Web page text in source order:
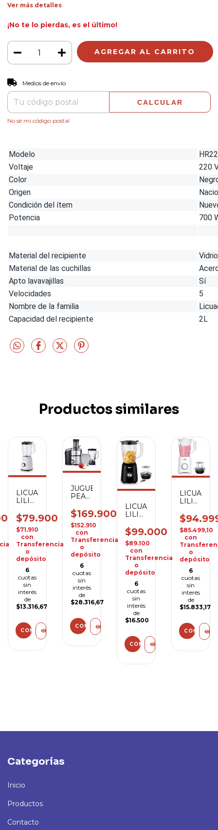
Ver más detalles
¡No te lo pierdas, es el último!
Entregas para el CP:
Medios de envío
CALCULAR
No sé mi código postal
Modelo
Voltaje
220
Color
Origen
Condición del ítem
Potencia
700
Material del recipiente
Vidrio
Material de las cuchillas
Apto lavavajillas
Sí
Velocidades
5
Nombre de la familia
Capacidad del recipiente
2L
Productos similares
LICUADORA
LILIANA
1.5L
500W
$79.900
$71.910
con
Transferencia
o
depósito
6
cuotas
sin
interés
de
$13.316,67
JUGUERA
PEABODY
JL6003
CON
LICUADORA
$169.900
$152.910
con
Transferencia
o
depósito
6
cuotas
sin
interés
de
$28.316,67
LICUADORA
LILIANA
1.5L
500W
$99.000
$89.100
con
Transferencia
o
depósito
6
cuotas
sin
interés
de
$16.500
LILIANA
1.5
$85.499,10
con
o
depósito
6
cuotas
sin
interés
de
$15.833,17
Categorías
Inicio
Productos
Contacto